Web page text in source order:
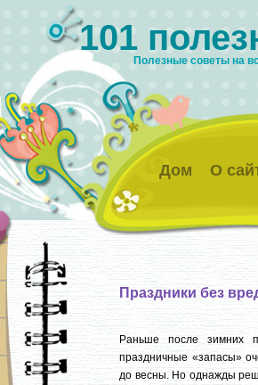
101
Полезные советы на
Дом О
Праздники без
Раньше после зимних
праздничные «запасы»
до весны. Но однажды